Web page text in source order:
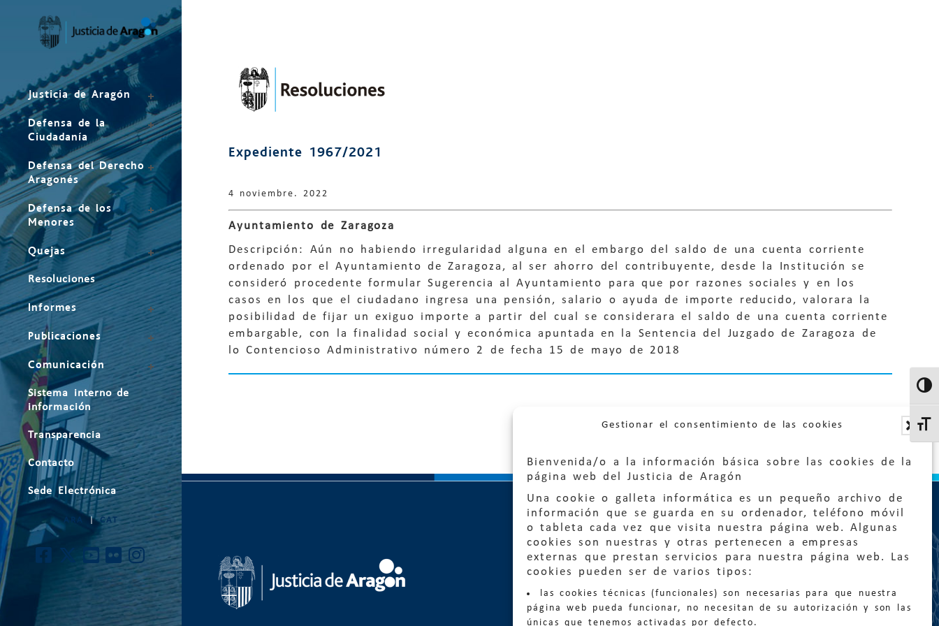
Gestionar el consentimiento de las cookies
Bienvenida/o a la información básica sobre las cookies de la
página web del Justicia de Aragón
Una cookie o galleta informática es un pequeño archivo de
información que se guarda en su ordenador, teléfono móvil
o tableta cada vez que visita nuestra página web. Algunas
cookies son nuestras y otras pertenecen a empresas
externas que prestan servicios para nuestra página web. Las
cookies pueden ser de varios tipos:
las cookies técnicas (funcionales) son necesarias para que nuestra
página web pueda funcionar, no necesitan de su autorización y son las
únicas que tenemos activadas por defecto.
Justicia de Aragón
Defensa de la
Ciudadanía
Defensa del Derecho
Aragonés
Defensa de los
Menores
Quejas
Resoluciones
Informes
Publicaciones
Comunicación
Sistema interno de
información
Transparencia
Contacto
Sede Electrónica
ARA |CAT
Expediente 1967/2021
4 noviembre. 2022
Ayuntamiento de Zaragoza
Descripción: Aún no habiendo irregularidad alguna en el embargo del saldo de una cuenta corriente
ordenado por el Ayuntamiento de Zaragoza, al ser ahorro del contribuyente, desde la Institución se
consideró procedente formular Sugerencia al Ayuntamiento para que por razones sociales y en los
casos en los que el ciudadano ingresa una pensión, salario o ayuda de importe reducido, valorara la
posibilidad de fijar un exiguo importe a partir del cual se considerara el saldo de una cuenta corriente
embargable, con la finalidad social y económica apuntada en la Sentencia del Juzgado de Zaragoza de
lo Contencioso Administrativo número 2 de fecha 15 de mayo de 2018
Quejas:quejas@eljusticiadearagon.es
Información general:
informacion@eljusticiadearagon.es